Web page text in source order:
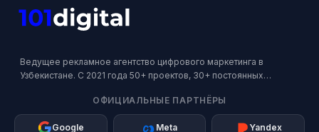
Ведущее рекламное агентство цифрового маркетинга в
Узбекистане. С 2021 года 50+ проектов, 30+ постоянных
ОФИЦИАЛЬНЫЕ ПАРТНЁРЫ
Google Meta Yandex